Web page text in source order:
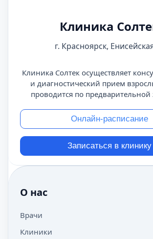
Клиника
г. Красноярск,
Клиника Солтек осуществляет
и диагностический прием
проводится по предварительной
Онлайн-расписание
Записаться в клинику
О нас
Врачи
Клиники